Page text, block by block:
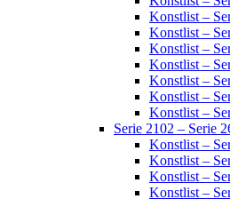
Konstlist –
Konstlist –
Konstlist –
Konstlist –
Konstlist –
Konstlist –
Konstlist –
Serie 2102 – Serie
Konstlist –
Konstlist –
Konstlist –
Konstlist –